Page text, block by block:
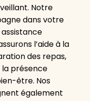
Notre
dans votre
l’aide à la
des repas,
la présence
être. Nos
également